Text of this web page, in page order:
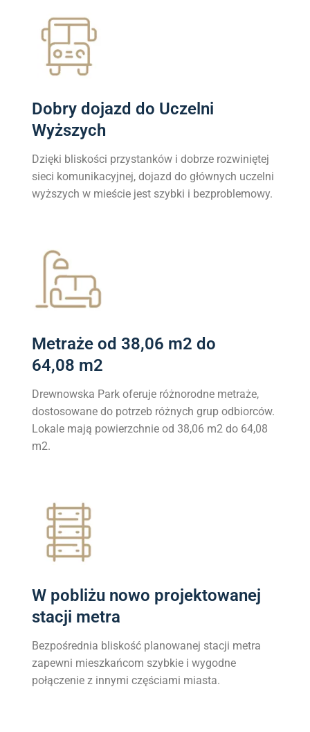
Dobry dojazd do Uczelni
Wyższych
Dzięki bliskości przystanków i dobrze rozwiniętej
sieci komunikacyjnej, dojazd do głównych uczelni
wyższych w mieście jest szybki i bezproblemowy.
Metraże od 38,06 m2 do
64,08 m2
Drewnowska Park oferuje różnorodne metraże,
dostosowane do potrzeb różnych grup odbiorców.
Lokale mają powierzchnie od 38,06 m2 do 64,08
m2.
W pobliżu nowo projektowanej
stacji metra
Bezpośrednia bliskość planowanej stacji metra
zapewni mieszkańcom szybkie i wygodne
połączenie z innymi częściami miasta.